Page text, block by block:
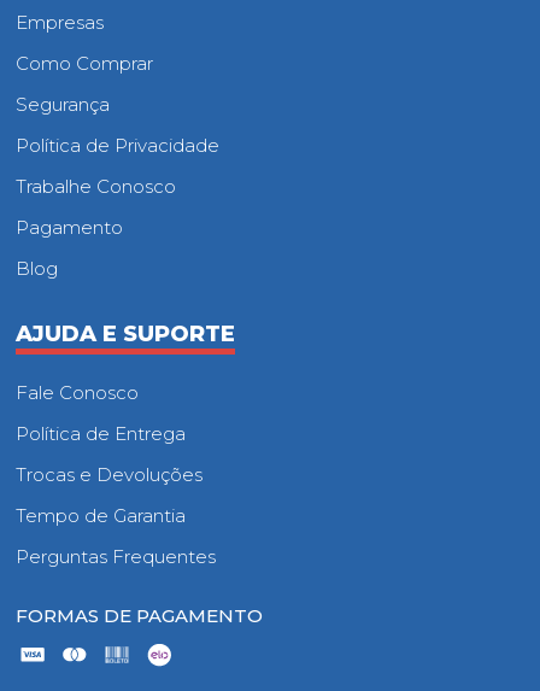
Empresas
Como Comprar
Segurança
Política de Privacidade
Trabalhe Conosco
Pagamento
Blog
AJUDA E SUPORTE
Fale Conosco
Política de Entrega
Trocas e Devoluções
Tempo de Garantia
Perguntas Frequentes
FORMAS DE PAGAMENTO